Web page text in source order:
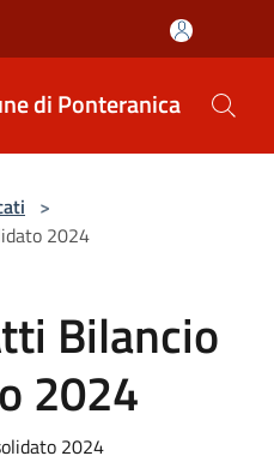
di Ponteranica
>
2024
Bilancio
2024
2024